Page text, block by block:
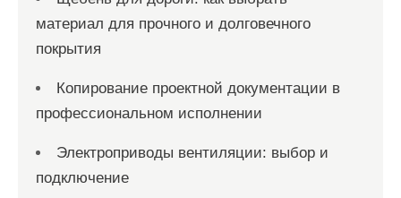
материал для прочного и долговечного
покрытия
Копирование проектной документации в
профессиональном исполнении
Электроприводы вентиляции: выбор и
подключение